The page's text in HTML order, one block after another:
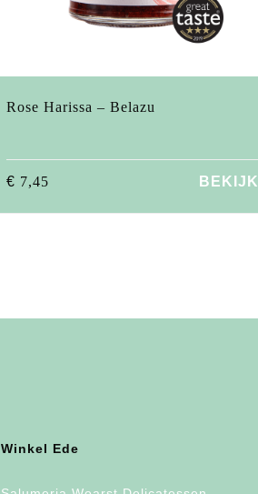
Rose Harissa – Belazu
€ 7,45 BEKIJK
Winkel Ede